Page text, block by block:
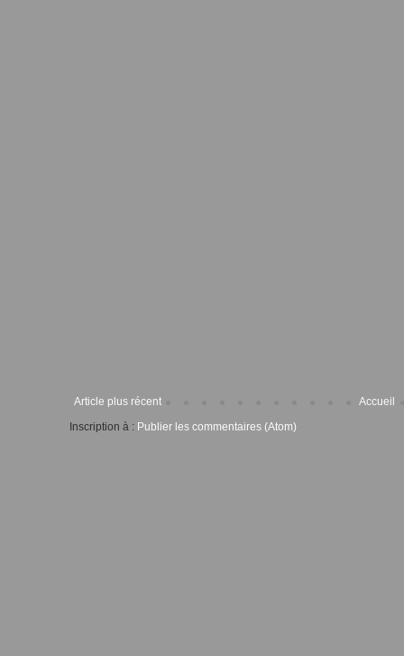
Article plus récent
Accueil
Inscription à : Publier les commentaires (Atom)